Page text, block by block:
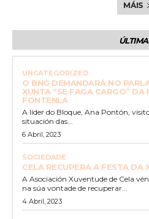
MÁIS
UNCATEGORIZED
O BNG DEMANDARÁ NO
XUNTA “SE FAGA CARGO” DA
FONTENLA
A líder do Bloque, Ana Pontón,
situación das...
6 Abril, 2023
SOCIEDADE
CELA RECUPERA A FESTA DA
A Asociación Xuventude de Cela
na súa vontade de recuperar...
4 Abril, 2023